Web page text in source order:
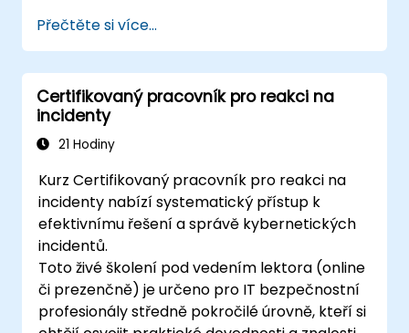
Přečtěte si více...
Certifikovaný pracovník pro reakci na
incidenty
21 Hodiny
Kurz Certifikovaný pracovník pro reakci na
incidenty nabízí systematický přístup k
efektivnímu řešení a správě kybernetických
incidentů.
Toto živé školení pod vedením lektora (online
či prezenčně) je určeno pro IT bezpečnostní
profesionály středně pokročilé úrovně, kteří si